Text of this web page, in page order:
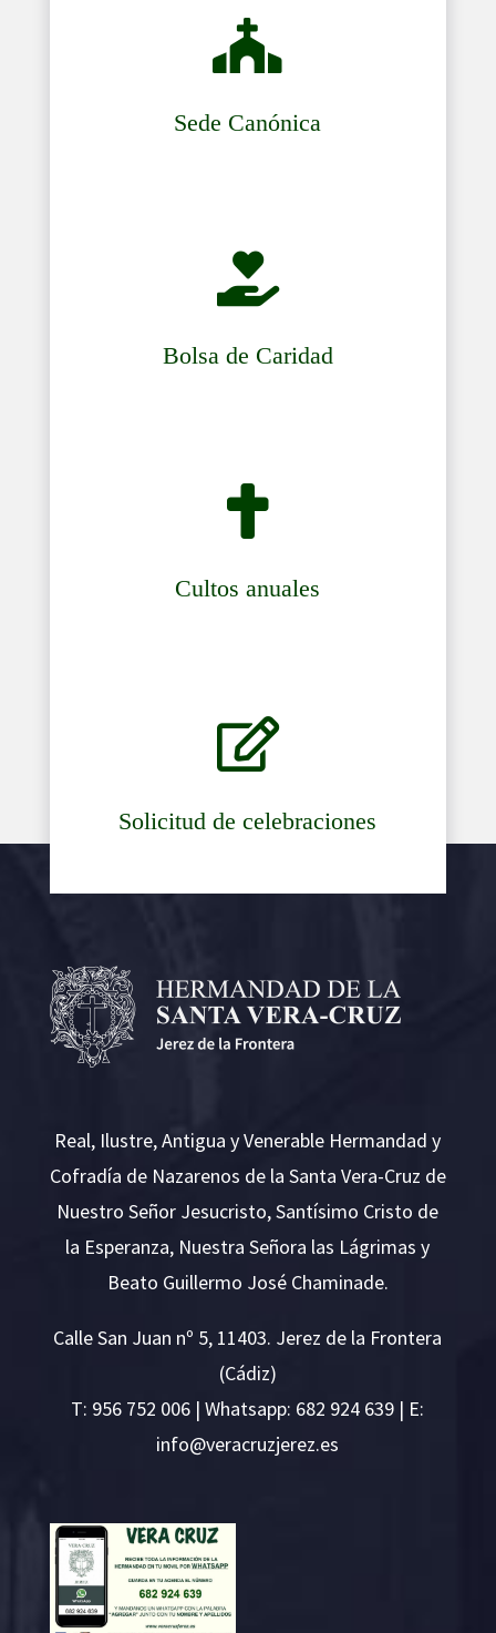

Sede Canónica

Bolsa de Caridad

Cultos anuales

Solicitud de celebraciones
Real, Ilustre, Antigua y Venerable Hermandad y
Cofradía de Nazarenos de la Santa Vera-Cruz de
Nuestro Señor Jesucristo, Santísimo Cristo de
la Esperanza, Nuestra Señora las Lágrimas y
Beato Guillermo José Chaminade.
Calle San Juan nº 5, 11403. Jerez de la Frontera
(Cádiz)
T: 956 752 006 | Whatsapp: 682 924 639 | E:
se.ze
rejzu
rcare
v@ofn
i